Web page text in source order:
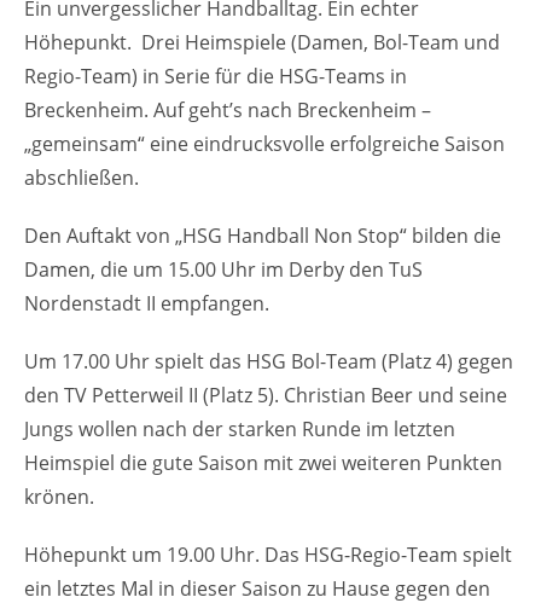
Ein unvergesslicher Handballtag. Ein echter
Höhepunkt. Drei Heimspiele (Damen, Bol-Team und
Regio-Team) in Serie für die HSG-Teams in
Breckenheim. Auf geht’s nach Breckenheim –
„gemeinsam“ eine eindrucksvolle erfolgreiche Saison
abschließen.
Den Auftakt von „HSG Handball Non Stop“ bilden die
Damen, die um 15.00 Uhr im Derby den TuS
Nordenstadt II empfangen.
Um 17.00 Uhr spielt das HSG Bol-Team (Platz 4) gegen
den TV Petterweil II (Platz 5). Christian Beer und seine
Jungs wollen nach der starken Runde im letzten
Heimspiel die gute Saison mit zwei weiteren Punkten
krönen.
Höhepunkt um 19.00 Uhr. Das HSG-Regio-Team spielt
ein letztes Mal in dieser Saison zu Hause gegen den